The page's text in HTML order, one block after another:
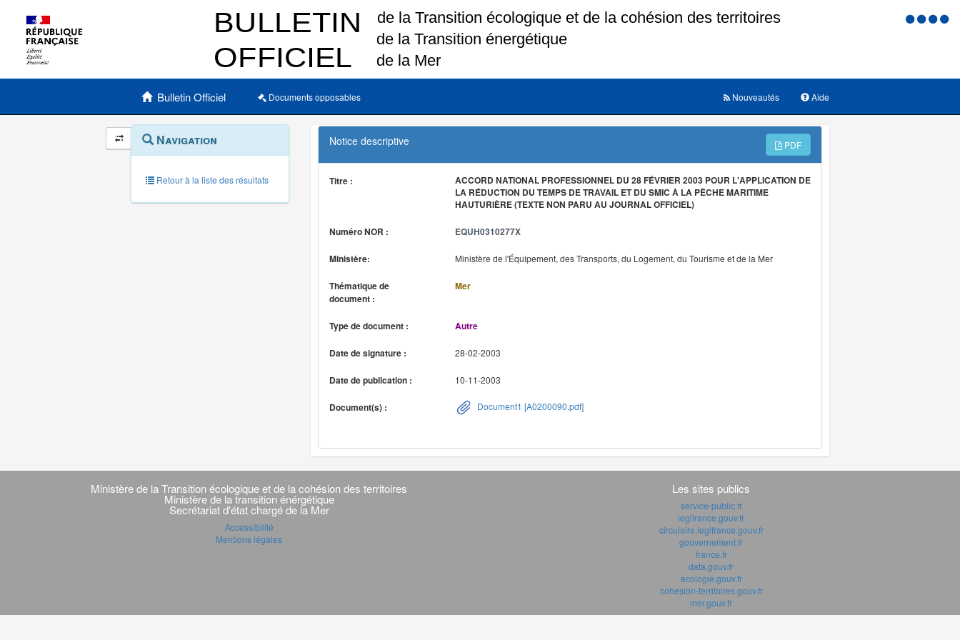
Menu
Menu principal
Bulletin Officiel Documents opposables Aide
Nouveautés
Navigation
et
outils
annexes
Menu
contextuel
Navigation
Retour à la liste des résultats
Notice descriptive PDF
Titre :
ACCORD NATIONAL PROFESSIONNEL DU 28 FÉVRIER 2003 POUR L'APPLICATION DE
LA RÉDUCTION DU TEMPS DE TRAVAIL ET DU SMIC À LA PÊCHE MARITIME
HAUTURIÈRE (TEXTE NON PARU AU JOURNAL OFFICIEL)
Numéro NOR : EQUH0310277X
Ministère: Ministère de l'Équipement, des Transports, du Logement, du Tourisme et de la Mer
Thématique de
document :
Mer
Type de document : Autre
Date de signature : 28-02-2003
Date de publication : 10-11-2003
Document(s) : Document1 [A0200090.pdf]
Navigation
transverseMinistère de la Transition écologique et de la cohésion des territoires
Ministère de la transition énérgétique
Secrétariat d'état chargé de la Mer
Accessibilité
Mentions légales
Les sites publics
service-public.fr
legifrance.gouv.fr
circulaire.legifrance.gouv.fr
gouvernement.fr
france.fr
data.gouv.fr
ecologie.gouv.fr
cohesion-territoires.gouv.fr
mer.gouv.fr